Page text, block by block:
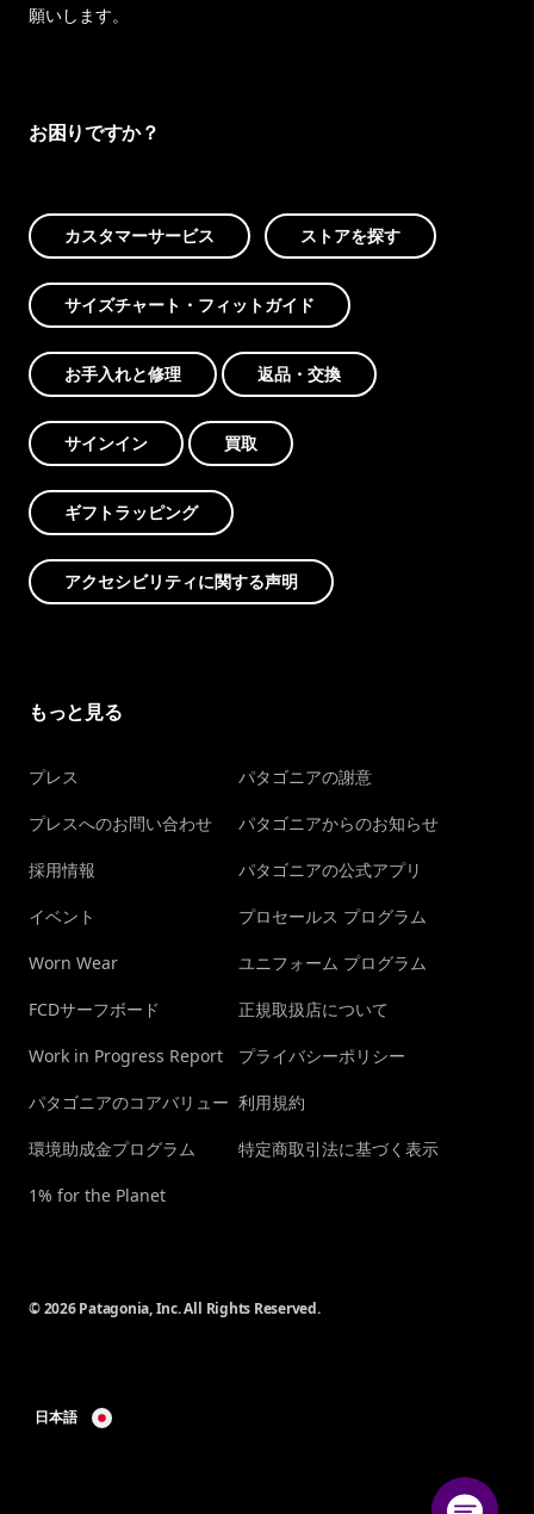
願いします。
お困りですか？
カスタマーサービス ストアを探す
サイズチャート・フィットガイド
お手入れと修理 返品・交換
サインイン 買取
ギフトラッピング
アクセシビリティに関する声明
もっと見る
プレス
プレスへのお問い合わせ
採用情報
イベント
Worn Wear
FCDサーフボード
Work in Progress Report
パタゴニアのコアバリュー
環境助成金プログラム
1% for the Planet
パタゴニアの謝意
パタゴニアからのお知らせ
パタゴニアの公式アプリ
プロセールス プログラム
ユニフォーム プログラム
正規取扱店について
プライバシーポリシー
利用規約
特定商取引法に基づく表示
© 2026 Patagonia, Inc. All Rights Reserved.
日本語